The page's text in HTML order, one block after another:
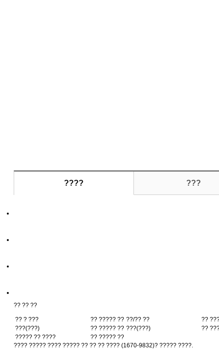
???? ???
?? ?? ??
?? ? ??? ?? ????? ?? ??/?? ??
??
???(???)
?? ????? ?? ???(???)
??
????? ?? ????
?? ????? ??
???? ????? ???? ????? ?? ?? ?? ???? (1670-9832)? ????? ????.